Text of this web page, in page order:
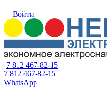
Войти
7 812 467-82-15
7 812 467-82-15
WhatsApp